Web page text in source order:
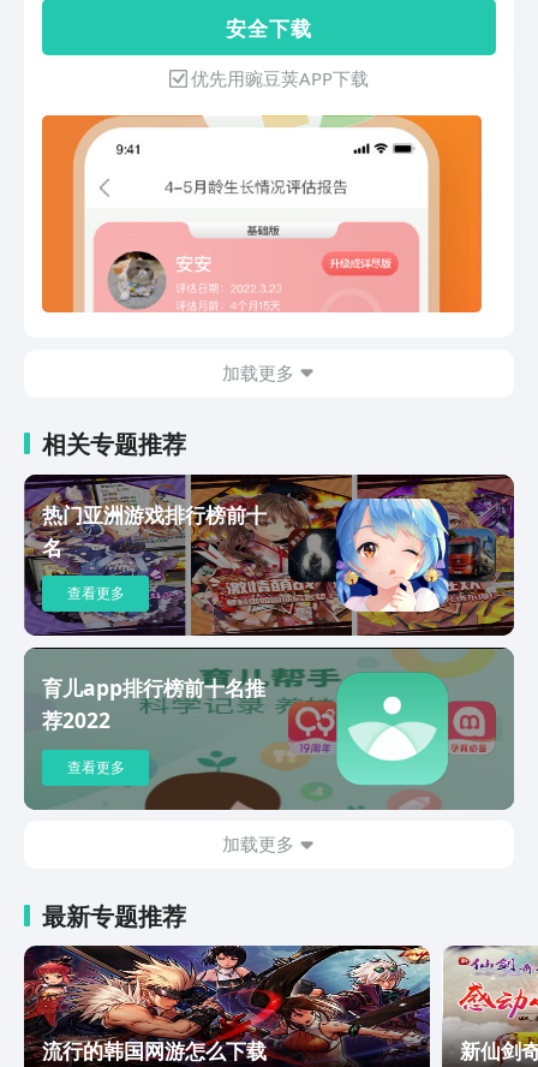
强。专业的视频课堂知识包含：妊娠期异
常情况，科学坐月子，母乳喂养，孕期营
养…。 智能硬件： 配合使用孕宝自主开
护航。远程胎心监护仪支持随时随地做胎
心监护，血糖仪支持数据实时上传并进行
营养分析，如有异常及时发现，时刻保障
上传记录孕妇体重数据。 好孕会员： 开
通好孕会员，立享七大尊贵权益。可提供
无限咨询、报告解读、视频观看、分答旁
听、阶段报告等套餐式服务。 孕宝的服
与我们联系 官网：
龄，定制化每日知识。 * 「成长测评」0-
6岁宝宝成长发育测评，5大领域图表化
分析，帮爸爸妈妈全方位了解宝宝的大运
动、精细动作、语言、社会适应和认知能
力发展情况。 * 「主题专栏」宝宝过敏全
解答、辅食从零添加主题课、早产儿呵护
专栏、月子护理全攻略、养育高颜值宝宝
主题课… 【必备实用工具】 * 「辅食食
谱」宝宝什么能吃什么不能吃，辅食如何
进阶，超多同龄宝妈分享食谱，宝宝吃什
么怎么做不再焦虑。 * 「生长曲线」记录
宝宝身高体重等数据，自动生成专属生长
次数、奶量，便便情况，睡眠规律，图表
中点滴细节，帮助家长宝宝培养科学的生
活规律。 * 「育儿工具」能不能吃、哄睡
白噪音、儿歌故事、英语启蒙磨耳朵、疫
苗接种提醒、辅食进阶表、早产呵护，养
娃育儿好助手。 * 「孕期工具」孕期食
谱、体重管理记录、胎教音乐、胎教故
事、产检提醒、产检单解读、胎动计数、
宫缩计时器、待产清单等，全方位护航孕
妈妈。 【更多生活服务】 * 「每天1秒
钟」每天一张照片一段视频，记录宝宝成
长的每个珍贵点滴。 * 「心选商城」精挑
细选，万人试用，只为给宝宝、妈妈提供
最适合的母婴用品。「甄选商城」精挑细
选，万人试用，只为给宝宝、妈妈提供最
适合的母婴用品。 * 「在家早教」适用于
安 全 下 载
优先用豌豆荚APP下载
加载更多
相关专题推荐
热门亚洲游戏排行榜前十
名
查看更多
育儿app排行榜前十名推
荐2022
查看更多
加载更多
最新专题推荐
流行的韩国网游怎么下载 新仙剑